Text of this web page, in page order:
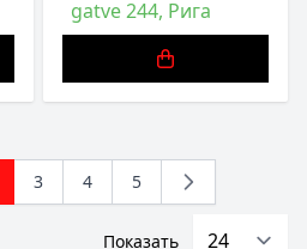
gatve 244, Рига
currently reading page
Страница
3 Страница
4 Страница
5
Показать